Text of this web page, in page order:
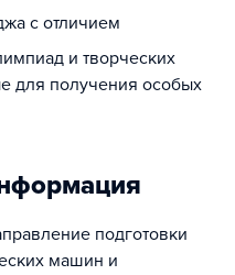
с отличием
и творческих
для получения особых
подготовки
машин и